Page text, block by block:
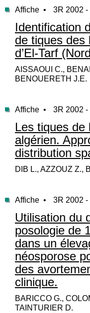
Affiche • 3R 2002 -
Identification
de tiques des
d’El-Tarf
AISSAOUI C.,
BENOUERETH J.E.
Affiche • 3R 2002 -
Les tiques de
algérien.
distribution
DIB L., AZZOUZ Z.,
Affiche • 3R 2002 -
Utilisation du
posologie de
dans un
néosporose
des
clinique.
BARICCO G.,
TAINTURIER D.